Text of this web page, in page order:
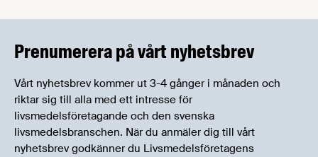
Prenumerera på vårt nyhetsbrev
Vårt nyhetsbrev kommer ut 3-4 gånger i månaden och
riktar sig till alla med ett intresse för
livsmedelsföretagande och den svenska
livsmedelsbranschen. När du anmäler dig till vårt
nyhetsbrev godkänner du Livsmedelsföretagens